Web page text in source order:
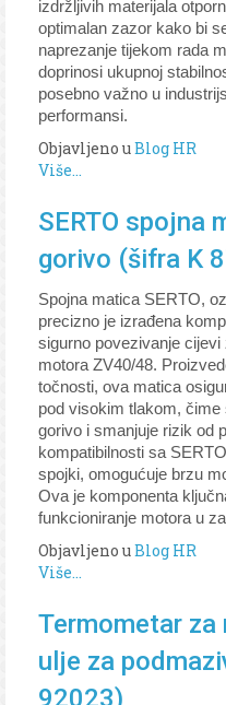
izdržljivih materijala
optimalan zazor kako bi
naprezanje tijekom rada
doprinosi ukupnoj
posebno važno u
performansi.
Objavljeno uBlog HR
Više...
SERTO spojna
gorivo (šifra K
Spojna matica SERTO,
precizno je izrađena
sigurno povezivanje
motora ZV40/48.
točnosti, ova matica
pod visokim tlakom,
gorivo i smanjuje rizik od
kompatibilnosti sa
spojki, omogućuje brzu
Ova je komponenta
funkcioniranje motora u
Objavljeno uBlog HR
Više...
Termometar za
ulje za
92023)